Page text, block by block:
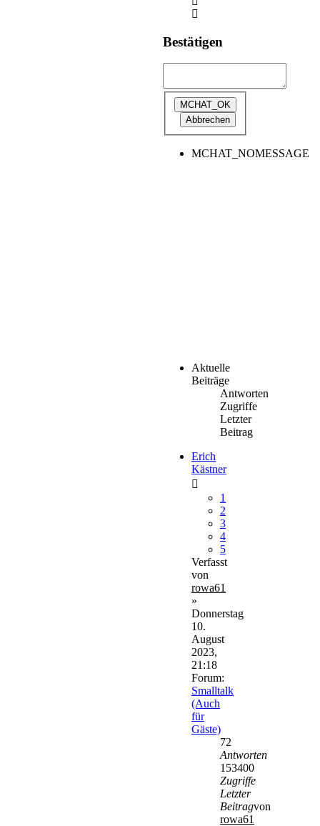
Bestätigen
MCHAT_NOMESSAGE
Aktuelle
Beiträge
Antworten
Zugriffe
Letzter
Beitrag
Erich
Kästner
1
2
3
4
5
Verfasst
von
rowa61
»
Donnerstag
10.
August
2023,
21:18
Forum:
Smalltalk
(Auch
für
Gäste)
72
Antworten
153400
Zugriffe
Letzter
Beitragvon
rowa61